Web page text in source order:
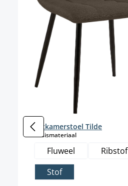
Eetkamerstoel Tilde
Basismateriaalselect
Fluweel
Ribstof
Stof